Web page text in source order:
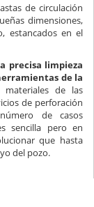
de circulación
dimensiones,
estancados en el
precisa limpieza
de la
de las
de perforación
de casos
sencilla pero en
que hasta
del pozo.